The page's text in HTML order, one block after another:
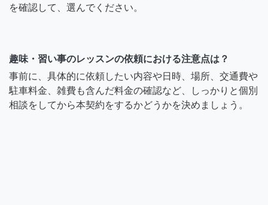
を確認して、選んでください。
趣味・習い事のレッスンの依頼における注意点は？
事前に、具体的に依頼したい内容や日時、場所、交通費や
駐車料金、雑費も含んだ料金の確認など、しっかりと個別
相談をしてから本契約をするかどうかを決めましょう。